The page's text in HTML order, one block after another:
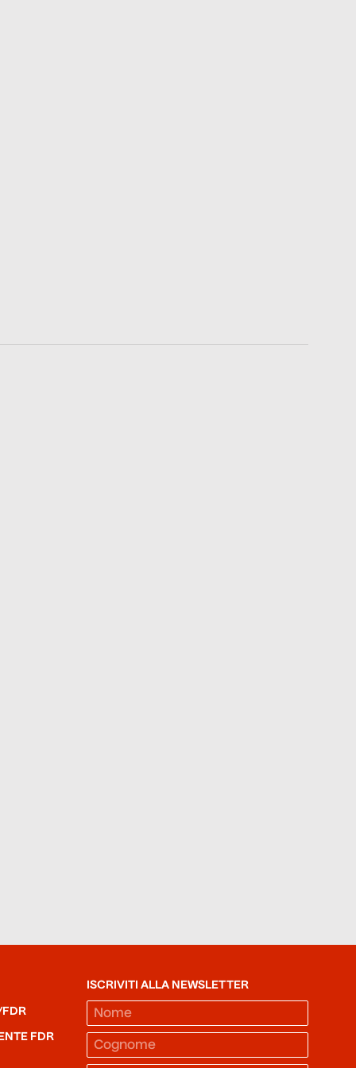
FDR
FDR
ISCRIVITI ALLA NEWSLETTER